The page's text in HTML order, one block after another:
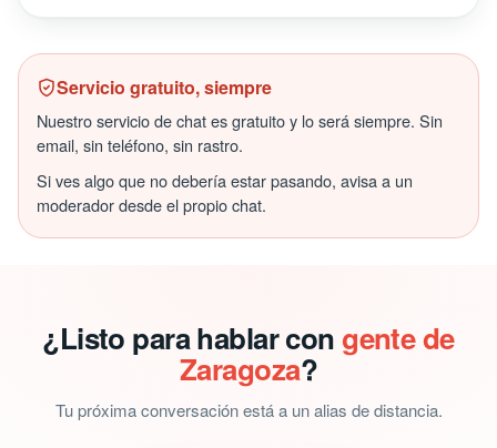
Servicio gratuito, siempre
Nuestro servicio de chat es gratuito y lo será siempre. Sin
email, sin teléfono, sin rastro.
Si ves algo que no debería estar pasando, avisa a un
moderador desde el propio chat.
¿Listo para hablar con gente de
Zaragoza?
Tu próxima conversación está a un alias de distancia.